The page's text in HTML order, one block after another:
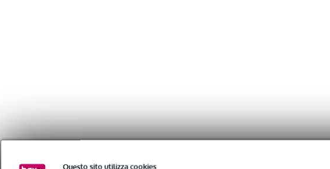
Questo sito utilizza cookies